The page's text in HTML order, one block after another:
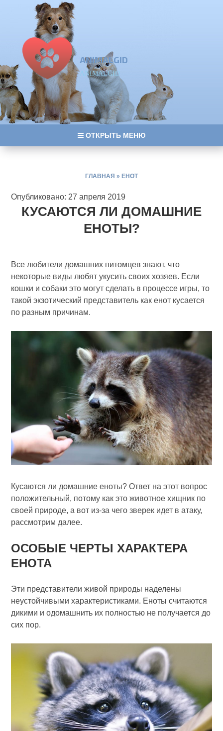
ANIMALGID
ANIMALGID
ОТКРЫТЬ МЕНЮ
ГЛАВНАЯ » ЕНОТ
Опубликовано: 27 апреля 2019
КУСАЮТСЯ ЛИ ДОМАШНИЕ
ЕНОТЫ?
Все любители домашних питомцев знают, что
некоторые виды любят укусить своих хозяев. Если
кошки и собаки это могут сделать в процессе игры, то
такой экзотический представитель как енот кусается
по разным причинам.
Кусаются ли домашние еноты? Ответ на этот вопрос
положительный, потому как это животное хищник по
своей природе, а вот из-за чего зверек идет в атаку,
рассмотрим далее.
ОСОБЫЕ ЧЕРТЫ ХАРАКТЕРА
ЕНОТА
Эти представители живой природы наделены
неустойчивыми характеристиками. Еноты считаются
дикими и одомашнить их полностью не получается до
сих пор.